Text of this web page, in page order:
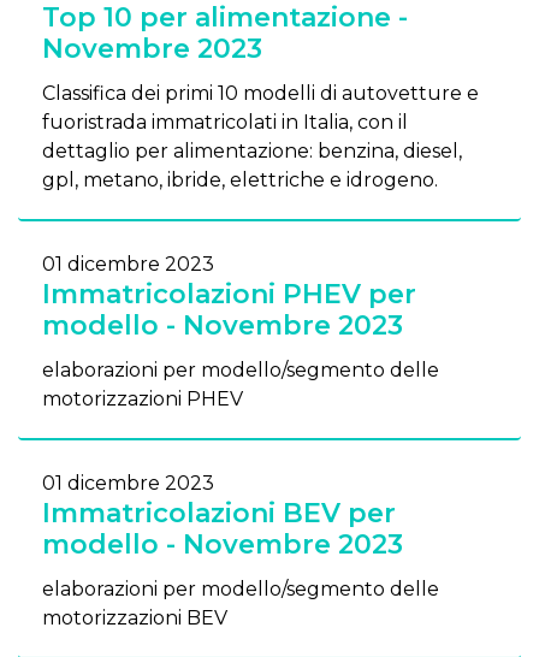
Top 10 per alimentazione -
Novembre 2023
Classifica dei primi 10 modelli di autovetture e
fuoristrada immatricolati in Italia, con il
dettaglio per alimentazione: benzina, diesel,
gpl, metano, ibride, elettriche e idrogeno.
01 dicembre 2023
Immatricolazioni PHEV per
modello - Novembre 2023
elaborazioni per modello/segmento delle
motorizzazioni PHEV
01 dicembre 2023
Immatricolazioni BEV per
modello - Novembre 2023
elaborazioni per modello/segmento delle
motorizzazioni BEV